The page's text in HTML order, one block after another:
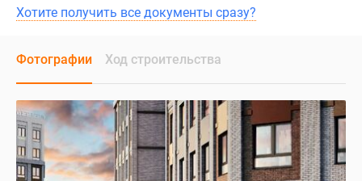
Хотите получить все документы сразу?
Фотографии Ход строительства